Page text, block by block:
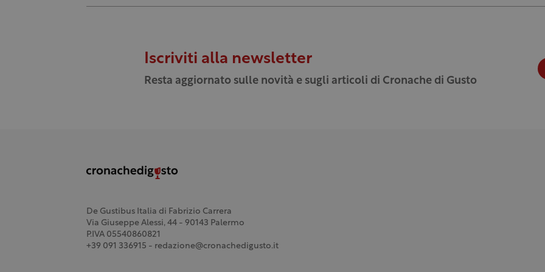
Iscriviti alla newsletter
Resta aggiornato sulle novità e sugli articoli di Cronache di Gusto
De Gustibus Italia di Fabrizio Carrera
Via Giuseppe Alessi, 44 - 90143 Palermo
P.IVA 05540860821
+39 091 336915 - redazione@cronachedigusto.it